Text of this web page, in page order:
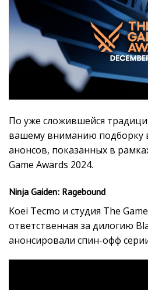
По уже сложившейся
вашему вниманию подборку
анонсов, показанных в
Game Awards 2024.
Ninja Gaiden: Ragebound
Koei Tecmo и студия The
ответственная за дилогию
анонсировали спин-офф